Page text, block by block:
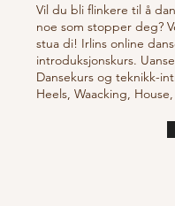
Vil du bli flinkere til å
noe som stopper deg?
stua di! Irlins online
introduksjonskurs.
Dansekurs og teknikk-
Heels, Waacking,